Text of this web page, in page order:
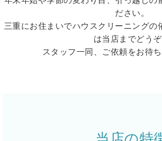
ださい。
三重にお住まいでハウスクリーニングの
は当店までどうぞ
スタッフ一同、ご依頼をお待ち